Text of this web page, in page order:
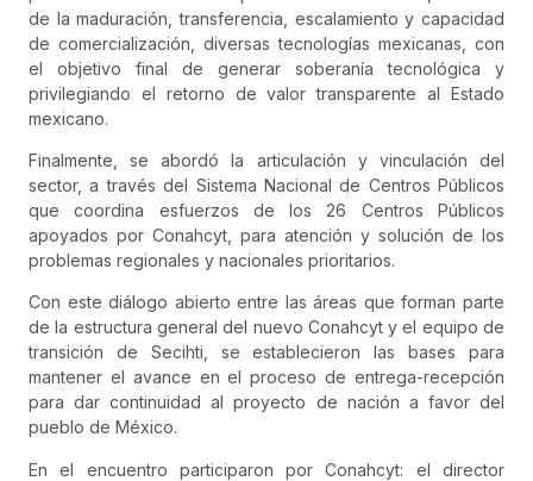
de la maduración, transferencia, escalamiento y capacidad
de comercialización, diversas tecnologías mexicanas, con
el objetivo final de generar soberanía tecnológica y
privilegiando el retorno de valor transparente al Estado
mexicano.
Finalmente, se abordó la articulación y vinculación del
sector, a través del Sistema Nacional de Centros Públicos
que coordina esfuerzos de los 26 Centros Públicos
apoyados por Conahcyt, para atención y solución de los
problemas regionales y nacionales prioritarios.
Con este diálogo abierto entre las áreas que forman parte
de la estructura general del nuevo Conahcyt y el equipo de
transición de Secihti, se establecieron las bases para
mantener el avance en el proceso de entrega-recepción
para dar continuidad al proyecto de nación a favor del
pueblo de México.
En el encuentro participaron por Conahcyt: el director